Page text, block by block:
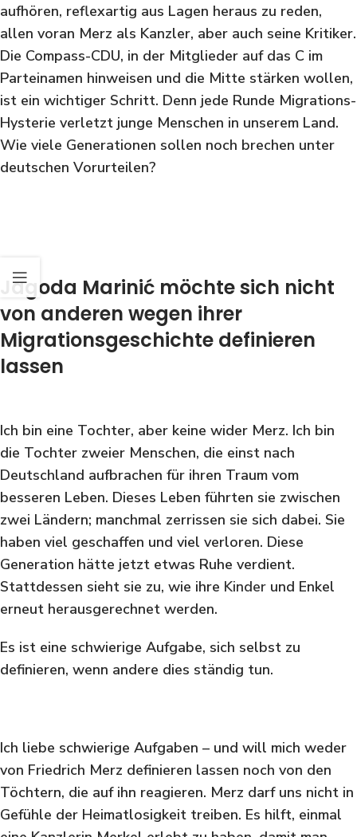
aufhören, reflexartig aus Lagen heraus zu reden,
allen voran Merz als Kanzler, aber auch seine Kritiker.
Die Compass-CDU, in der Mitglieder auf das C im
Parteinamen hinweisen und die Mitte stärken wollen,
ist ein wichtiger Schritt. Denn jede Runde Migrations-
Hysterie verletzt junge Menschen in unserem Land.
Wie viele Generationen sollen noch brechen unter
deutschen Vorurteilen?
Jagoda Marinić möchte sich nicht
von anderen wegen ihrer
Migrationsgeschichte definieren
lassen
Ich bin eine Tochter, aber keine wider Merz. Ich bin
die Tochter zweier Menschen, die einst nach
Deutschland aufbrachen für ihren Traum vom
besseren Leben. Dieses Leben führten sie zwischen
zwei Ländern; manchmal zerrissen sie sich dabei. Sie
haben viel geschaffen und viel verloren. Diese
Generation hätte jetzt etwas Ruhe verdient.
Stattdessen sieht sie zu, wie ihre Kinder und Enkel
erneut herausgerechnet werden.
Es ist eine schwierige Aufgabe, sich selbst zu
definieren, wenn andere dies ständig tun.
Ich liebe schwierige Aufgaben – und will mich weder
von Friedrich Merz definieren lassen noch von den
Töchtern, die auf ihn reagieren. Merz darf uns nicht in
Gefühle der Heimatlosigkeit treiben. Es hilft, einmal